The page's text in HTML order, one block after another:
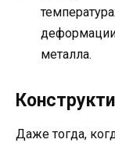
металла.
Даже тогда,